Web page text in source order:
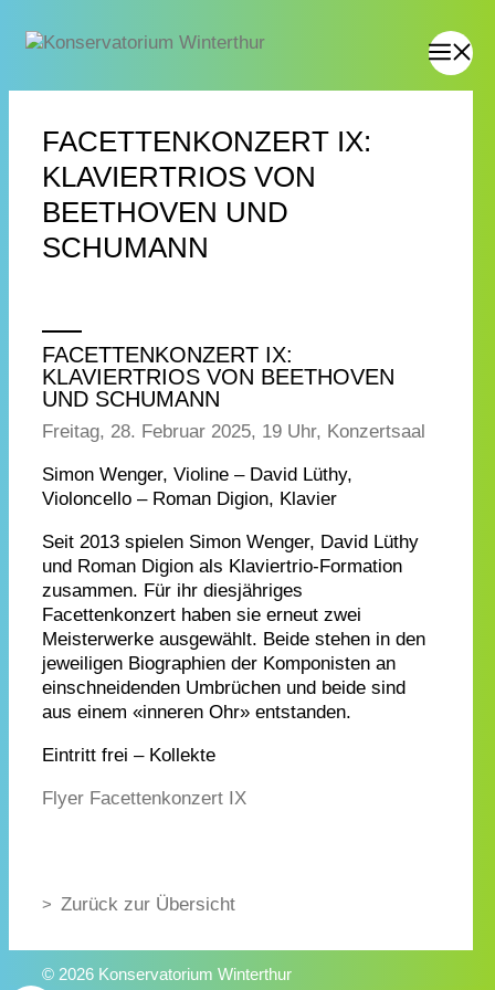
FACETTENKONZERT IX:
KLAVIERTRIOS VON
BEETHOVEN UND
SCHUMANN
FACETTENKONZERT IX:
KLAVIERTRIOS VON BEETHOVEN
UND SCHUMANN
Freitag, 28. Februar 2025, 19 Uhr, Konzertsaal
Simon Wenger, Violine – David Lüthy,
Violoncello – Roman Digion, Klavier
Seit 2013 spielen Simon Wenger, David Lüthy
und Roman Digion als Klaviertrio-Formation
zusammen. Für ihr diesjähriges
Facettenkonzert haben sie erneut zwei
Meisterwerke ausgewählt. Beide stehen in den
jeweiligen Biographien der Komponisten an
einschneidenden Umbrüchen und beide sind
aus einem «inneren Ohr» entstanden.
Eintritt frei – Kollekte
Flyer Facettenkonzert IX
Zurück zur Übersicht
© 2026 Konservatorium Winterthur